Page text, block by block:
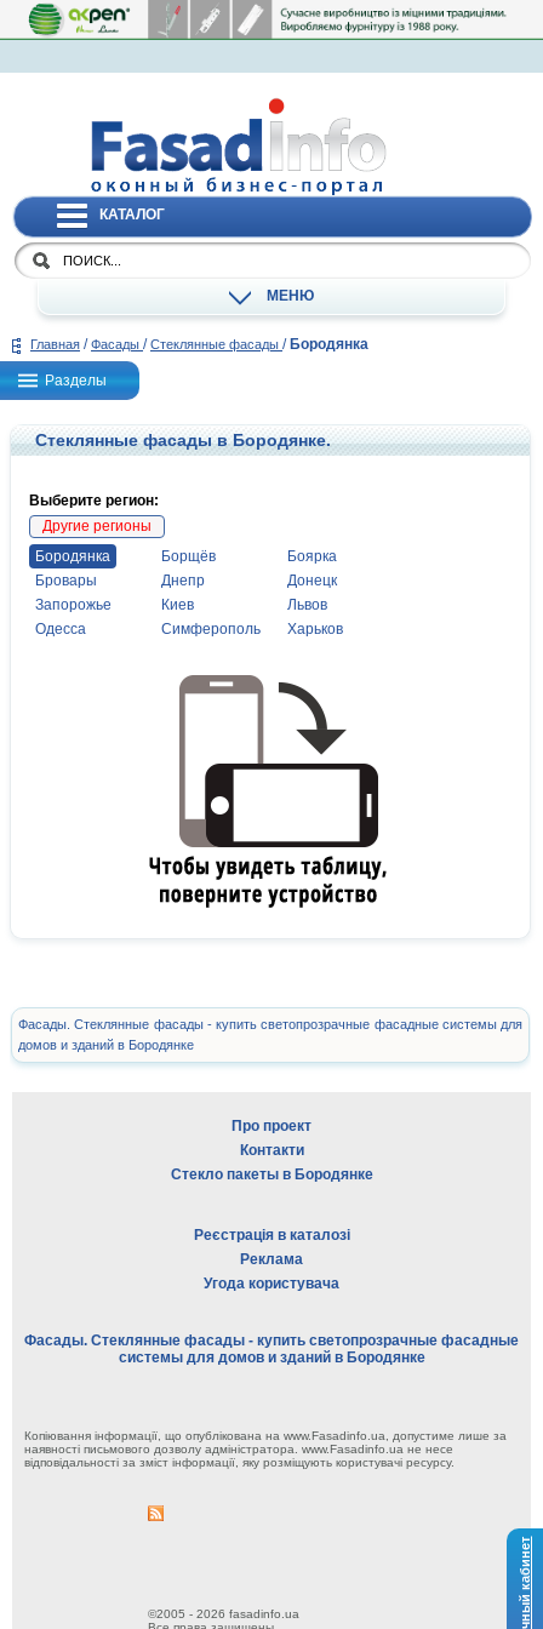
Личный кабинет
КАТАЛОГ
МЕНЮ
Главная / Фасады / Стеклянные фасады / Бородянка
Разделы
Стеклянные фасады в Бородянке.
Выберите регион:
Другие регионы
Бородянка
Борщёв
Боярка
Бровары
Днепр
Донецк
Запорожье
Киев
Львов
Одесса
Симферополь Харьков
Фасады. Стеклянные фасады - купить светопрозрачные фасадные системы для
домов и зданий в Бородянке
Про проект
Контакти
Стекло пакеты в Бородянке
Реєстрація в каталозі
Реклама
Угода користувача
Фасады. Стеклянные фасады - купить светопрозрачные фасадные
системы для домов и зданий в Бородянке
Копіювання інформації, що опублікована на www.Fasadinfo.ua, допустиме лише за
наявності письмового дозволу адміністратора. www.Fasadinfo.ua не несе
відповідальності за зміст інформації, яку розміщують користувачі ресурсу.
©2005 - 2026 fasadinfo.ua